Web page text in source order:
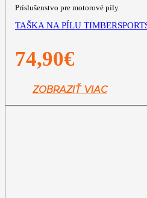
Príslušenstvo pre motorové píly
TAŠKA NA PÍLU
74,90€
ZOBRAZIŤ VIAC